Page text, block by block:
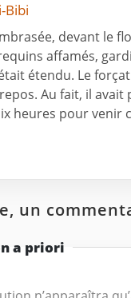
Bibi
devant le
affamés,
étendu. Le
Au fait, il avait
heures pour venir
un
a priori